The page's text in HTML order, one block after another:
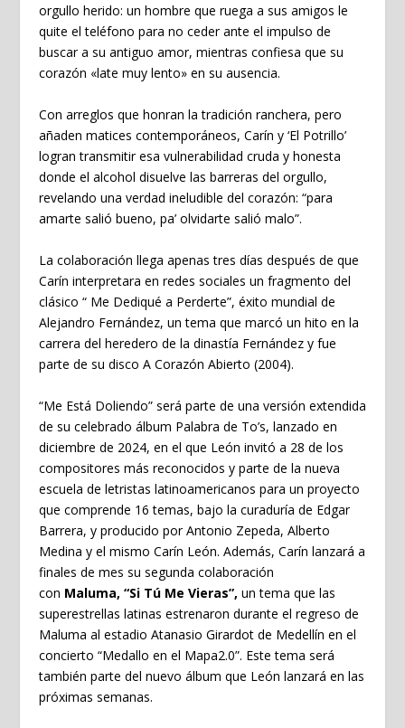
orgullo herido: un hombre que ruega a sus amigos le
quite el teléfono para no ceder ante el impulso de
buscar a su antiguo amor, mientras confiesa que su
corazón «late muy lento» en su ausencia.
Con arreglos que honran la tradición ranchera, pero
añaden matices contemporáneos, Carín y ‘El Potrillo’
logran transmitir esa vulnerabilidad cruda y honesta
donde el alcohol disuelve las barreras del orgullo,
revelando una verdad ineludible del corazón: “para
amarte salió bueno, pa’ olvidarte salió malo”.
La colaboración llega apenas tres días después de que
Carín interpretara en redes sociales un fragmento del
clásico “ Me Dediqué a Perderte”, éxito mundial de
Alejandro Fernández, un tema que marcó un hito en la
carrera del heredero de la dinastía Fernández y fue
parte de su disco A Corazón Abierto (2004).
“Me Está Doliendo” será parte de una versión extendida
de su celebrado álbum Palabra de To’s, lanzado en
diciembre de 2024, en el que León invitó a 28 de los
compositores más reconocidos y parte de la nueva
escuela de letristas latinoamericanos para un proyecto
que comprende 16 temas, bajo la curaduría de Edgar
Barrera, y producido por Antonio Zepeda, Alberto
Medina y el mismo Carín León. Además, Carín lanzará a
finales de mes su segunda colaboración
con Maluma, “Si Tú Me Vieras”, un tema que las
superestrellas latinas estrenaron durante el regreso de
Maluma al estadio Atanasio Girardot de Medellín en el
concierto “Medallo en el Mapa2.0”. Este tema será
también parte del nuevo álbum que León lanzará en las
próximas semanas.